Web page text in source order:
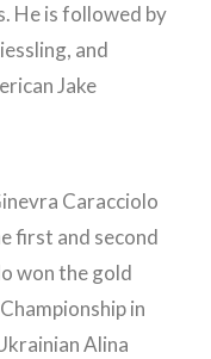
He is followed by
and
Jake
Caracciolo
first and second
won the gold
in
Alina